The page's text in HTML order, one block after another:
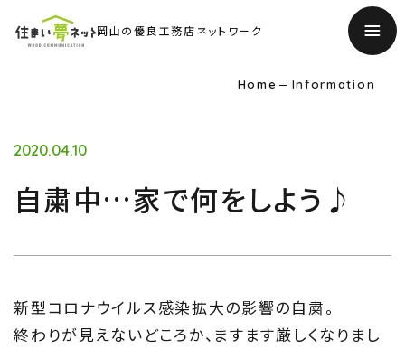
岡山の優良工務店ネットワーク
Home Information
2020.04.10
自粛中…家で何をしよう♪
新型コロナウイルス感染拡大の影響の自粛。
終わりが見えないどころか、ますます厳しくなりまし